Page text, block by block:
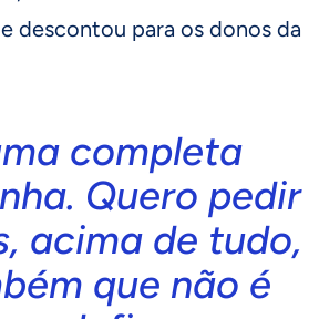
descontou para os donos da
completa
Quero pedir
acima de tudo,
que não é